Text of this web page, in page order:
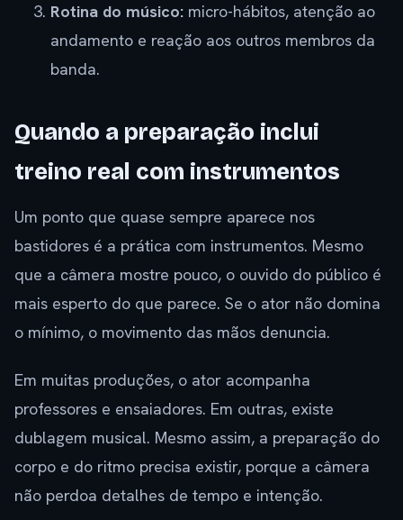
Rotina do músico: micro-hábitos, atenção ao
andamento e reação aos outros membros da
banda.
Quando a preparação inclui
treino real com instrumentos
Um ponto que quase sempre aparece nos
bastidores é a prática com instrumentos. Mesmo
que a câmera mostre pouco, o ouvido do público é
mais esperto do que parece. Se o ator não domina
o mínimo, o movimento das mãos denuncia.
Em muitas produções, o ator acompanha
professores e ensaiadores. Em outras, existe
dublagem musical. Mesmo assim, a preparação do
corpo e do ritmo precisa existir, porque a câmera
não perdoa detalhes de tempo e intenção.